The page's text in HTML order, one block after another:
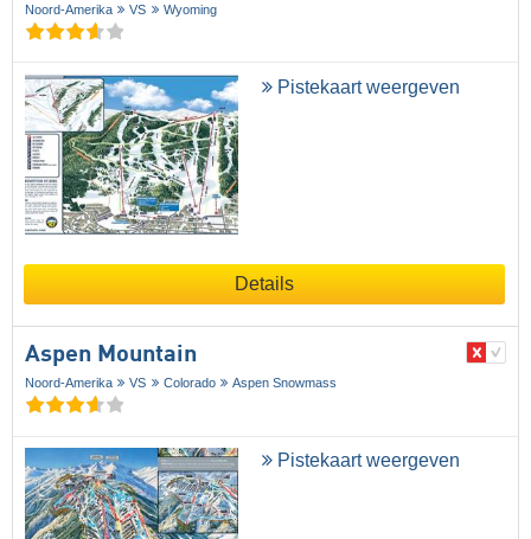
Noord-Amerika VS Wyoming
Pistekaart weergeven
Details
Aspen Mountain
Noord-Amerika VS Colorado Aspen Snowmass
Pistekaart weergeven